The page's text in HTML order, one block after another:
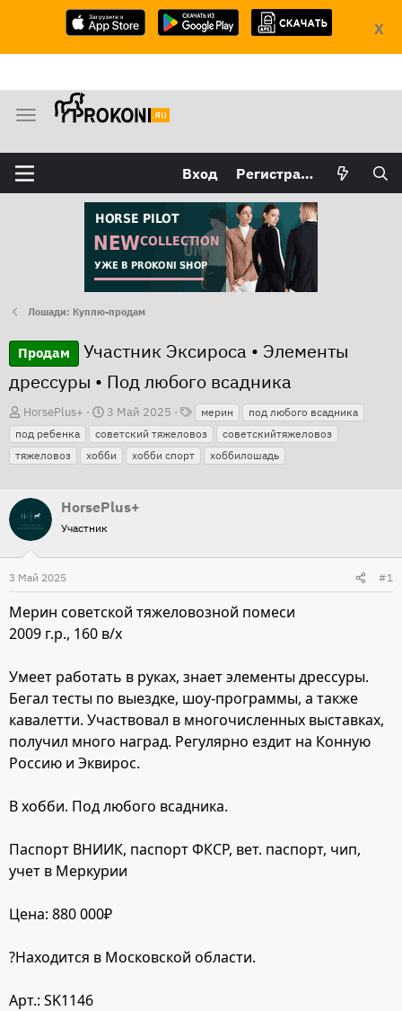
X
М
н
ю
Вход Регистрация
Лошади: Куплю-продам
Продам
Участник Эксироса • Элементы
дрессуры • Под любого всадника
А
в
т
р
т
е
м
ы
HorsePlus+
Д
а
т
а
3 Май 2025
Т
е
г
и
мерин
под любого всадника
под ребенка
советский тяжеловоз
советскийтяжеловоз
тяжеловоз
хобби хобби спорт хоббилошадь
HorsePlus+
Участник
3 Май 2025 #1
Мерин советской тяжеловозной помеси
2009 г.р., 160 в/х
Умеет работать в руках, знает элементы дрессуры.
Бегал тесты по выездке, шоу-программы, а также
кавалетти. Участвовал в многочисленных выставках,
получил много наград. Регулярно ездит на Конную
Россию и Эквирос.
В хобби. Под любого всадника.
Паспорт ВНИИК, паспорт ФКСР, вет. паспорт, чип,
учет в Меркурии
Цена: 880 000₽
?Находится в Московской области.
Арт.: SK1146